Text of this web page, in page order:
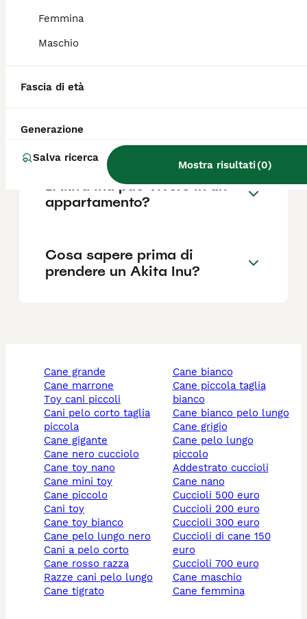
Femmina
Maschio
Fascia di età
Generazione
Salva ricerca
Mostra risultati(0)
Quali sono i difetti di un
difficile?
L'Akita Inu può vivere in un
appartamento?
Cosa sapere prima di
prendere un Akita Inu?
cane grande
cane marrone
toy cani piccoli
cani pelo corto taglia
piccola
cane gigante
cane nero cucciolo
cane toy nano
cane mini toy
cane piccolo
cani toy
cane toy bianco
cane pelo lungo nero
cani a pelo corto
cane rosso razza
razze cani pelo lungo
cane tigrato
cane bianco
cane piccola taglia
bianco
cane bianco pelo lungo
cane grigio
cane pelo lungo
piccolo
addestrato cuccioli
cane nano
cuccioli 500 euro
cuccioli 200 euro
cuccioli 300 euro
cuccioli di cane 150
euro
cuccioli 700 euro
cane maschio
cane femmina